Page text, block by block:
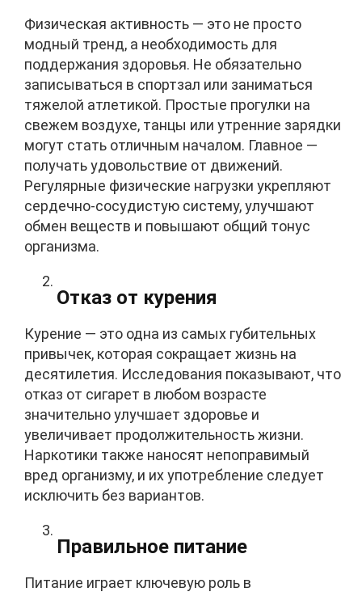
Физическая активность — это не просто
модный тренд, а необходимость для
поддержания здоровья. Не обязательно
записываться в спортзал или заниматься
тяжелой атлетикой. Простые прогулки на
свежем воздухе, танцы или утренние зарядки
могут стать отличным началом. Главное —
получать удовольствие от движений.
Регулярные физические нагрузки укрепляют
сердечно-сосудистую систему, улучшают
обмен веществ и повышают общий тонус
организма.
Отказ от курения
Курение — это одна из самых губительных
привычек, которая сокращает жизнь на
десятилетия. Исследования показывают, что
отказ от сигарет в любом возрасте
значительно улучшает здоровье и
увеличивает продолжительность жизни.
Наркотики также наносят непоправимый
вред организму, и их употребление следует
исключить без вариантов.
Правильное питание
Питание играет ключевую роль в